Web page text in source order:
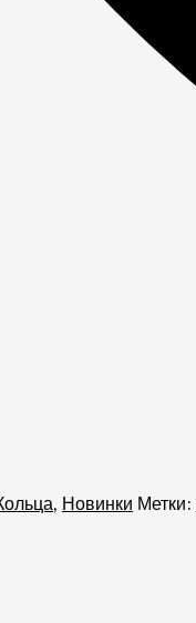
, Новинки Метки: